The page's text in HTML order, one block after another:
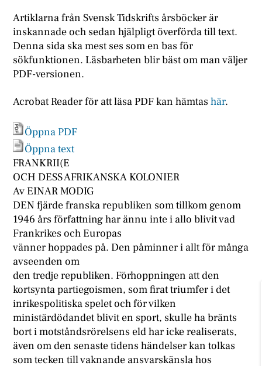
Artiklarna från Svensk Tidskrifts årsböcker är
inskannade och sedan hjälpligt överförda till text.
Denna sida ska mest ses som en bas för
sökfunktionen. Läsbarheten blir bäst om man väljer
PDF-versionen.
Acrobat Reader för att läsa PDF kan hämtashär.
Öppna PDF
Öppna text
FRANKRII(E
OCH DESS AFRIKANSKA KOLONIER
Av EINAR MODIG
DEN fjärde franska republiken som tillkom genom
1946 års författning har ännu inte i allo blivit vad
Frankrikes och Europas
vänner hoppades på. Den påminner i allt för många
avseenden om
den tredje republiken. Förhoppningen att den
kortsynta partiegoismen, som firat triumfer i det
inrikespolitiska spelet och för vilken
ministärdödandet blivit en sport, skulle ha bränts
bort i motståndsrörelsens eld har icke realiserats,
även om den senaste tidens händelser kan tolkas
som tecken till vaknande ansvarskänsla hos